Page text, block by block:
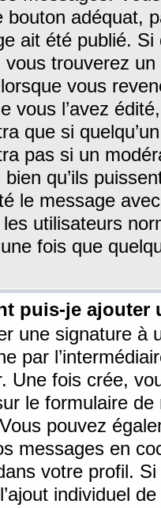
bouton adéquat,
ait été publié. Si
vous trouverez
vous
vous l’avez
que si
pas si un
qu’ils
le message
utilisateurs
fois que
puis-je ajouter
une signature à
par
Une fois crée,
le formulaire de
pouvez
messages en
votre profil.
individuel